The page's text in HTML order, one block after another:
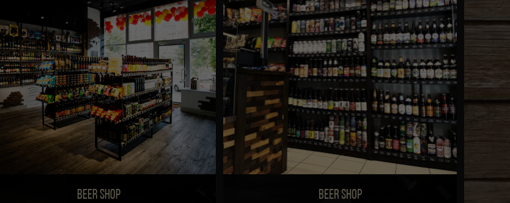
BEER SHOP BEER SHOP